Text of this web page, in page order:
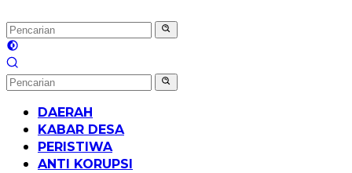
dan
Tajam
DAERAH
KABAR DESA
PERISTIWA
ANTI KORUPSI